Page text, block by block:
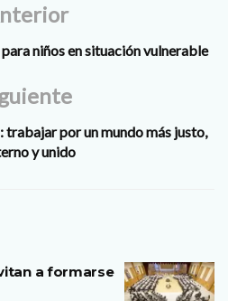
niños en situación vulnerable
trabajar por un mundo más justo,
y unido
a formarse